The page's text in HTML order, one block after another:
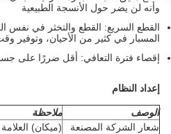
وأنه لن يضر حول الأنسجة الطبيعية
القطع السريع: القطع والتخثر في نفس
المسبار في كثير من الأحيان، وتوفير
إقصاء فترة التعافي: أقل ضررًا على
إعداد النظام
الوصف
ملاحظة
شعار الشركة المصنعة
(ميكان) العلامة